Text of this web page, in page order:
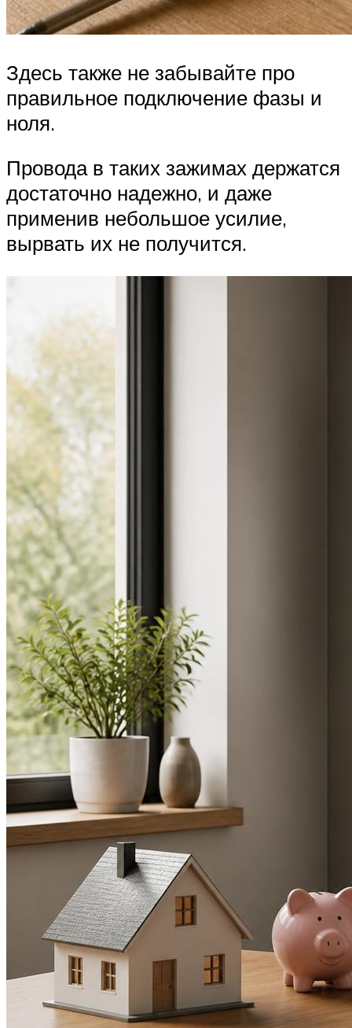
Здесь также не забывайте про
правильное подключение фазы и
ноля.
Провода в таких зажимах держатся
достаточно надежно, и даже
применив небольшое усилие,
вырвать их не получится.